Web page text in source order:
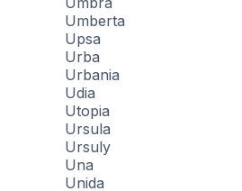
Umberta
Upsa
Urba
Urbania
Udia
Utopia
Ursula
Ursuly
Una
Unida